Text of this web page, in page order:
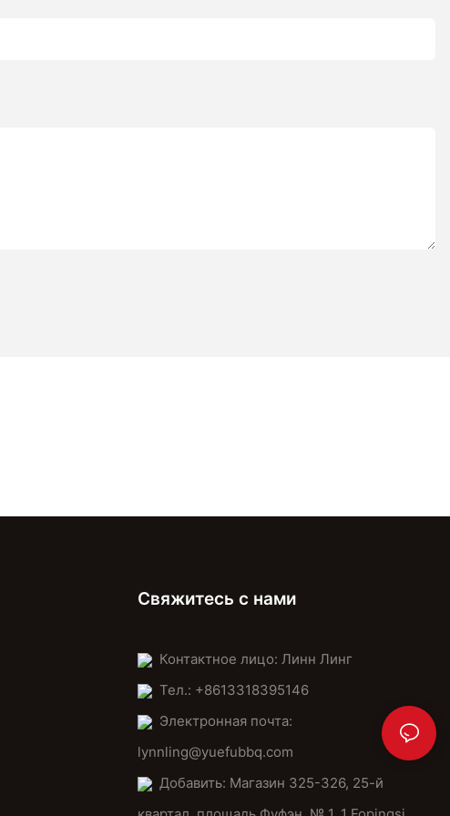
Свяжитесь с нами
Контактное лицо: Линн Линг
Тел.: +8613318395146
Электронная почта:
lynnling@yuefubbq.com
Добавить: Магазин 325-326, 25-й